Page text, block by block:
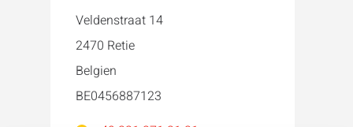
Veldenstraat 14
2470 Retie
Belgien
BE0456887123